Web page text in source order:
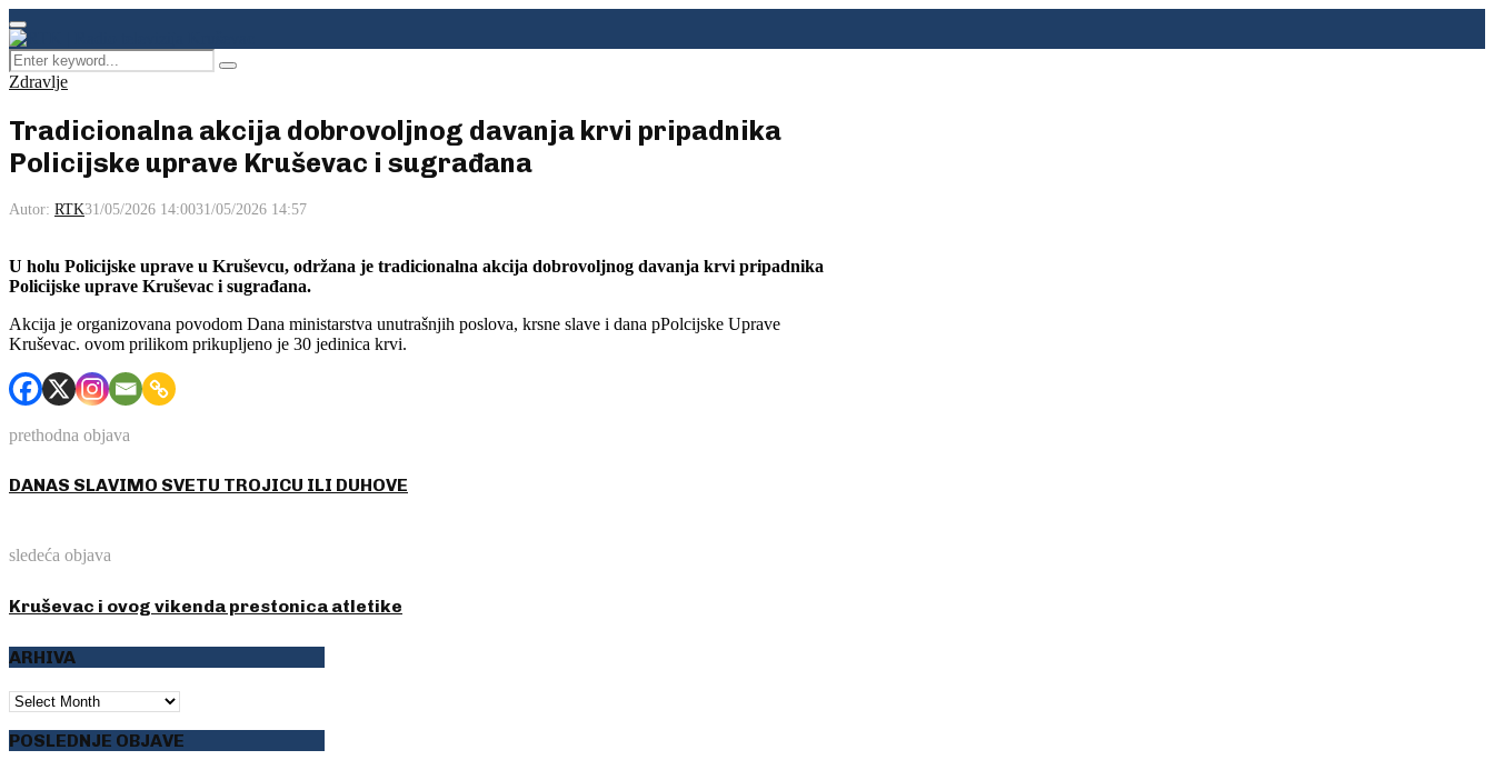
Facebook
Instagram
Youtube
Primary
Menu
Search
for:
Pretraga
Zdravlje
Tradicionalna akcija dobrovoljnog davanja krvi pripadnika
Policijske uprave Kruševac i sugrađana
Autor: RTK31/05/2026 14:0031/05/2026 14:57
U holu Policijske uprave u Kruševcu, održana je tradicionalna akcija dobrovoljnog davanja krvi pripadnika
Policijske uprave Kruševac i sugrađana.
Akcija je organizovana povodom Dana ministarstva unutrašnjih poslova, krsne slave i dana pPolcijske Uprave
Kruševac. ovom prilikom prikupljeno je 30 jedinica krvi.
prethodna objava
DANAS SLAVIMO SVETU TROJICU ILI DUHOVE
sledeća objava
Kruševac i ovog vikenda prestonica atletike
ARHIVA
ARHIVA
POSLEDNJE OBJAVE